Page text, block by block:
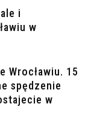
i
w
Wrocławiu. 15
spędzenie
w